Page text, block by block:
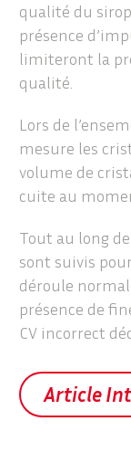
qualité du
présence
limiteront la
qualité.
Lors de
mesure les
volume de
cuite au
Tout au long de
sont suivis
déroule
présence de
CV incorrect
Article